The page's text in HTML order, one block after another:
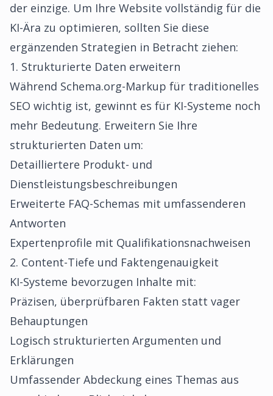
der einzige. Um Ihre Website vollständig für die
KI-Ära zu optimieren, sollten Sie diese
ergänzenden Strategien in Betracht ziehen:
1. Strukturierte Daten erweitern
Während Schema.org-Markup für traditionelles
SEO wichtig ist, gewinnt es für KI-Systeme noch
mehr Bedeutung. Erweitern Sie Ihre
strukturierten Daten um:
Detailliertere Produkt- und
Dienstleistungsbeschreibungen
Erweiterte FAQ-Schemas mit umfassenderen
Antworten
Expertenprofile mit Qualifikationsnachweisen
2. Content-Tiefe und Faktengenauigkeit
KI-Systeme bevorzugen Inhalte mit:
Präzisen, überprüfbaren Fakten statt vager
Behauptungen
Logisch strukturierten Argumenten und
Erklärungen
Umfassender Abdeckung eines Themas aus